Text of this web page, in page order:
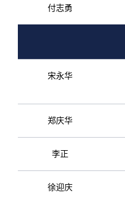
付志勇
宋永华
郑庆华
李正
徐迎庆